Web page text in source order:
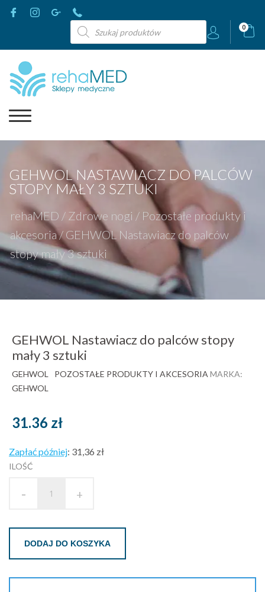
Wyszukiwarka
produktów
0
GEHWOL NASTAWIACZ DO PALCÓW
STOPY MAŁY 3 SZTUKI
rehaMED / Zdrowe nogi / Pozostałe produkty i
akcesoria/ GEHWOL Nastawiacz do palców
stopy mały 3 sztuki
GEHWOL Nastawiacz do palców stopy
mały 3 sztuki
GEHWOL POZOSTAŁE PRODUKTY I AKCESORIA MARKA:
GEHWOL
31.36 zł
Zapłać później: 31,36 zł
ILOŚĆ
- +
DODAJ DO KOSZYKA